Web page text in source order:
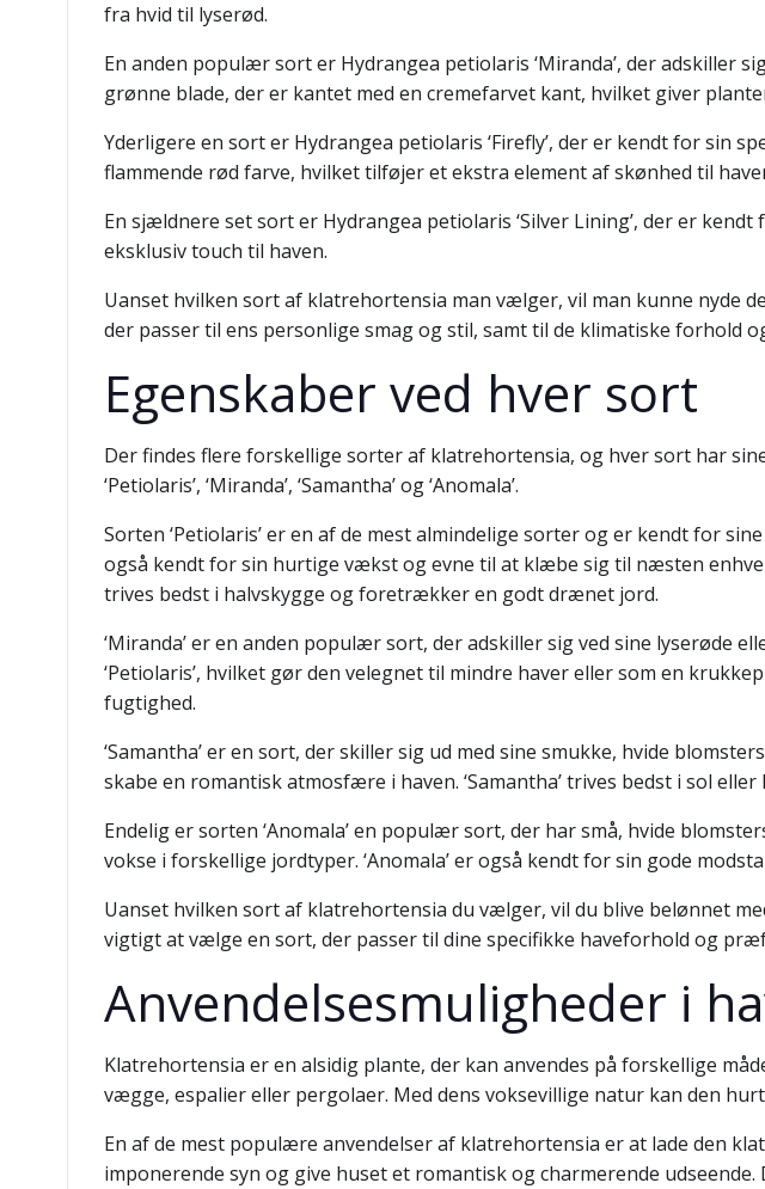
fra hvid til lyserød.
En anden populær sort er Hydrangea petiolaris ‘Miranda’, der adskiller
grønne blade, der er kantet med en cremefarvet kant, hvilket giver
Yderligere en sort er Hydrangea petiolaris ‘Firefly’, der er kendt for
flammende rød farve, hvilket tilføjer et ekstra element af skønhed til
En sjældnere set sort er Hydrangea petiolaris ‘Silver Lining’, der er
eksklusiv touch til haven.
Uanset hvilken sort af klatrehortensia man vælger, vil man kunne nyde
der passer til ens personlige smag og stil, samt til de klimatiske forhold
Egenskaber ved hver sort
Der findes flere forskellige sorter af klatrehortensia, og hver sort har
‘Petiolaris’, ‘Miranda’, ‘Samantha’ og ‘Anomala’.
Sorten ‘Petiolaris’ er en af de mest almindelige sorter og er kendt for
også kendt for sin hurtige vækst og evne til at klæbe sig til næsten
trives bedst i halvskygge og foretrækker en godt drænet jord.
‘Miranda’ er en anden populær sort, der adskiller sig ved sine lyserøde
‘Petiolaris’, hvilket gør den velegnet til mindre haver eller som en
fugtighed.
‘Samantha’ er en sort, der skiller sig ud med sine smukke, hvide
skabe en romantisk atmosfære i haven. ‘Samantha’ trives bedst i sol
Endelig er sorten ‘Anomala’ en populær sort, der har små, hvide
vokse i forskellige jordtyper. ‘Anomala’ er også kendt for sin gode
Uanset hvilken sort af klatrehortensia du vælger, vil du blive belønnet
vigtigt at vælge en sort, der passer til dine specifikke haveforhold og
Anvendelsesmuligheder i
Klatrehortensia er en alsidig plante, der kan anvendes på forskellige
vægge, espalier eller pergolaer. Med dens voksevillige natur kan den
En af de mest populære anvendelser af klatrehortensia er at lade den
imponerende syn og give huset et romantisk og charmerende